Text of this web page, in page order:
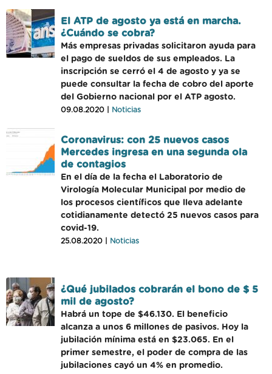
El ATP de agosto ya está en marcha.
¿Cuándo se cobra?
Más empresas privadas solicitaron ayuda para
el pago de sueldos de sus empleados. La
inscripción se cerró el 4 de agosto y ya se
puede consultar la fecha de cobro del aporte
del Gobierno nacional por el ATP agosto.
09.08.2020 | Noticias
Coronavirus: con 25 nuevos casos
Mercedes ingresa en una segunda ola
de contagios
En el día de la fecha el Laboratorio de
Virología Molecular Municipal por medio de
los procesos científicos que lleva adelante
cotidianamente detectó 25 nuevos casos para
covid-19.
25.08.2020 | Noticias
¿Qué jubilados cobrarán el bono de $ 5
mil de agosto?
Habrá un tope de $46.130. El beneficio
alcanza a unos 6 millones de pasivos. Hoy la
jubilación mínima está en $23.065. En el
primer semestre, el poder de compra de las
jubilaciones cayó un 4% en promedio.